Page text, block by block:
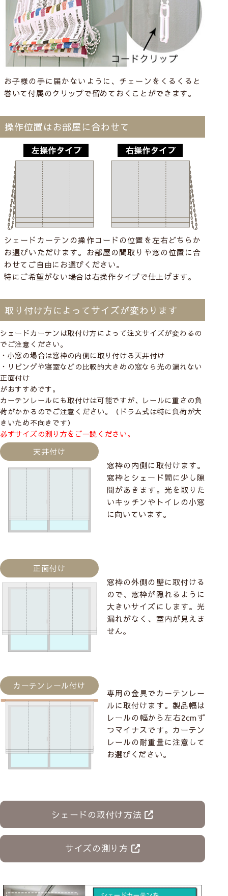
お子様の手に届かないように、チェーンをくるくると
巻いて付属のクリップで留めておくことができます。
操作位置はお部屋に合わせて
シェードカーテンの操作コードの位置を左右どちらか
お選びいただけます。お部屋の間取りや窓の位置に合
わせてご自由にお選びください。
特にご希望がない場合は右操作タイプで仕上げます。
取り付け方によってサイズが変わります
シェードカーテンは取付け方によって注文サイズが変わるの
でご注意ください。
・小窓の場合は窓枠の内側に取り付ける天井付け
・リビングや寝室などの比較的大きめの窓なら光の漏れない
正面付け
がおすすめです。
カーテンレールにも取付けは可能ですが、レールに重さの負
荷がかかるのでご注意ください。（ドラム式は特に負荷が大
きいため不向きです）
必ずサイズの測り方をご一読ください。
天井付け
窓枠の内側に取付けます。
窓枠とシェード間に少し隙
間があきます。光を取りた
いキッチンやトイレの小窓
に向いています。
正面付け
窓枠の外側の壁に取付ける
ので、窓枠が隠れるように
大きいサイズにします。光
漏れがなく、室内が見えま
せん。
カーテンレール付け
専用の金具でカーテンレー
ルに取付けます。製品幅は
レールの幅から左右2cmず
つマイナスです。カーテン
レールの耐重量に注意して
お選びください。
シェードの取付け方法
サイズの測り方